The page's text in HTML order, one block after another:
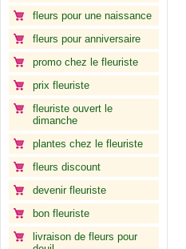
fleurs pour une naissance
fleurs pour anniversaire
promo chez le fleuriste
prix fleuriste
fleuriste ouvert le
dimanche
plantes chez le fleuriste
fleurs discount
devenir fleuriste
bon fleuriste
livraison de fleurs pour